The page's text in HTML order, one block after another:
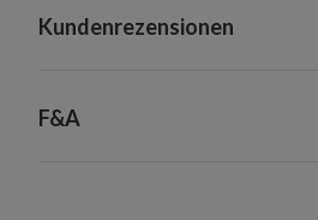
Kundenrezensionen
F&A